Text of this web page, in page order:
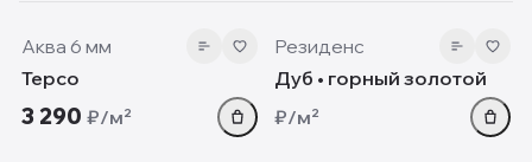
new
Аква 6 мм
Терсо
3 290 ₽/м²
new
Резиденс
Дуб • горный золотой
₽/м²
5.05 мм